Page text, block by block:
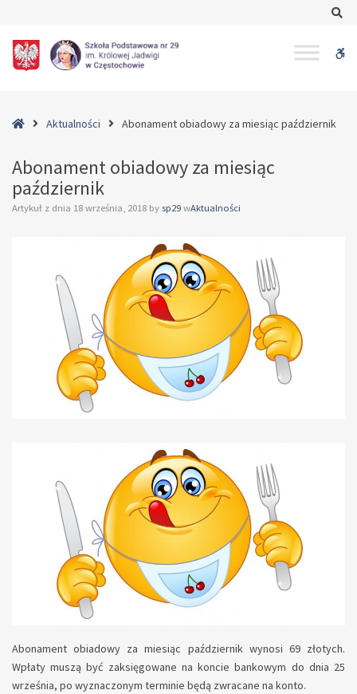
obiadowy
HomeAktualności Abonament obiadowy za miesiąc październik
Abonament obiadowy za miesiąc
październik
Artykuł z dnia 18 września, 2018 by sp29 wAktualności
Abonament obiadowy za miesiąc październik wynosi 69 złotych.
Wpłaty muszą być zaksięgowane na koncie bankowym do dnia 25
września, po wyznaczonym terminie będą zwracane na konto.